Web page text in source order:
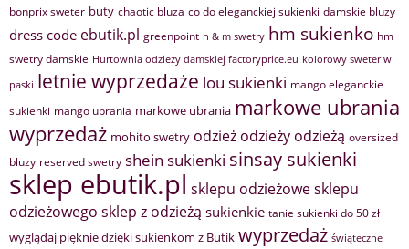
bonprix sweter buty chaotic bluza co do eleganckiej sukienki damskie bluzy
dress code ebutik.pl greenpoint h & m swetry hm sukienko hm
swetry damskie Hurtownia odzieży damskiej factoryprice.eu kolorowy sweter w
paski letnie wyprzedaże lou sukienki mango eleganckie
sukienki mango ubrania markowe ubrania markowe ubrania
wyprzedaż mohito swetry odzież odzieży odzieżą oversized
bluzy reserved swetry shein sukienki sinsay sukienki
sklep ebutik.pl sklepu odzieżowesklepu
odzieżowego sklep z odzieżą sukienkie tanie sukienki do 50 zł
wyglądaj pięknie dzięki sukienkom z Butik wyprzedaż świąteczne